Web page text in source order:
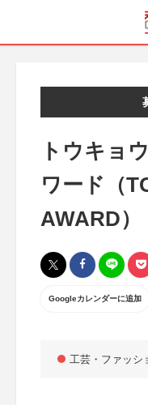
トウキョ
ワード（
AWARD）
Googleカレンダーに追加
工芸・ファッシ